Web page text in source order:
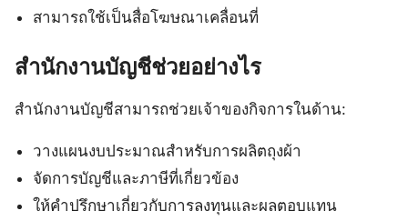
สามารถใช้เป็นสื่อโฆษณาเคลื่อนที่
สำนักงานบัญชีช่วยอย่างไร
สำนักงานบัญชีสามารถช่วยเจ้าของกิจการในด้าน:
วางแผนงบประมาณสำหรับการผลิตถุงผ้า
จัดการบัญชีและภาษีที่เกี่ยวข้อง
ให้คำปรึกษาเกี่ยวกับการลงทุนและผลตอบแทน